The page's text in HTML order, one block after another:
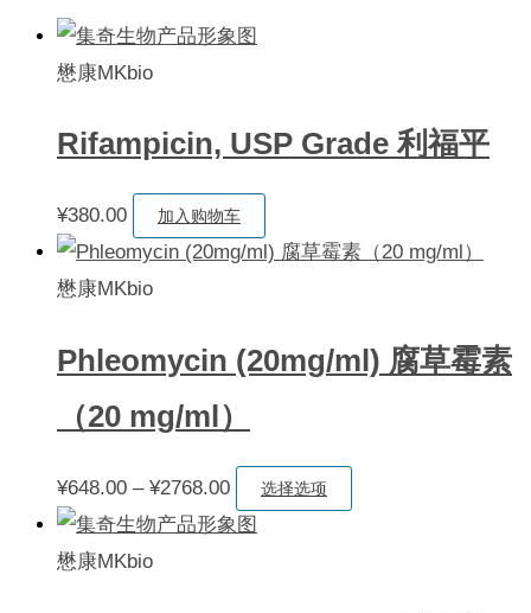
懋康MKbio
Rifampicin, USP Grade 利福平
¥380.00 加入购物车
懋康MKbio
Phleomycin (20mg/ml) 腐草霉素
（20 mg/ml）
¥648.00 – ¥2768.00价
格
选择选项
懋康MKbio